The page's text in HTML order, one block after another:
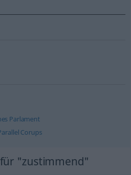
Parlament
Corups
"zustimmend"